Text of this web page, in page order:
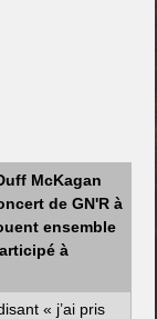
McKagan
de GN'R à
ensemble
à
« j’ai pris